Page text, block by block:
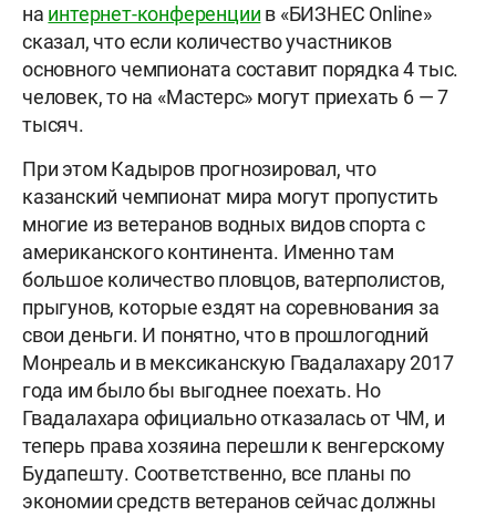
на интернет-конференции в «БИЗНЕС Online»
сказал, что если количество участников
основного чемпионата составит порядка 4 тыс.
человек, то на «Мастерс» могут приехать 6 — 7
тысяч.
При этом Кадыров прогнозировал, что
казанский чемпионат мира могут пропустить
многие из ветеранов водных видов спорта с
американского континента. Именно там
большое количество пловцов, ватерполистов,
прыгунов, которые ездят на соревнования за
свои деньги. И понятно, что в прошлогодний
Монреаль и в мексиканскую Гвадалахару 2017
года им было бы выгоднее поехать. Но
Гвадалахара официально отказалась от ЧМ, и
теперь права хозяина перешли к венгерскому
Будапешту. Соответственно, все планы по
экономии средств ветеранов сейчас должны